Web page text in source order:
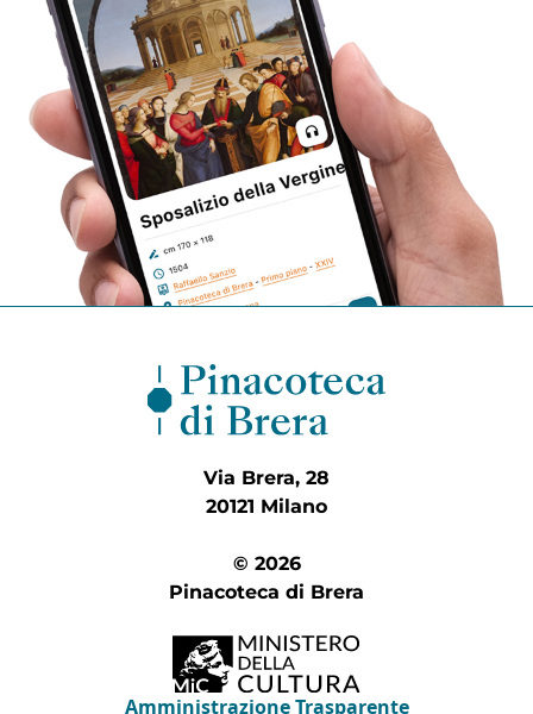
Via Brera, 28
20121 Milano
© 2026
Pinacoteca di Brera
Amministrazione Trasparente